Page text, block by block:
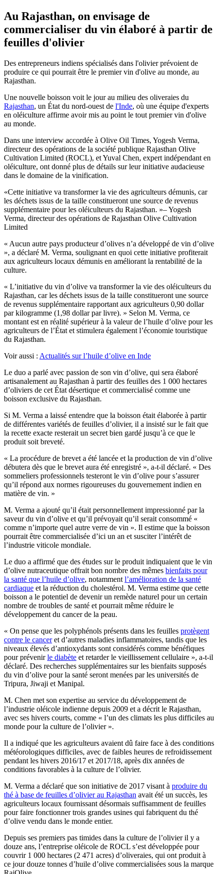
Au Rajasthan, on envisage de
commercialiser du vin élaboré à partir de
feuilles d'olivier
Des entrepreneurs indiens spécialisés dans l'olivier prévoient de
produire ce qui pourrait être le premier vin d'olive au monde, au
Rajasthan.
Une nouvelle boisson voit le jour au milieu des oliveraies du
Rajasthan, un État du nord-ouest de l'Inde, où une équipe d'experts
en oléiculture affirme avoir mis au point le tout premier vin d'olive
au monde.
Dans une interview accordée à Olive Oil Times, Yogesh Verma,
directeur des opérations de la société publique Rajasthan Olive
Cultivation Limited (ROCL), et Yuval Chen, expert indépendant en
oléiculture, ont donné plus de détails sur leur initiative audacieuse
dans le domaine de la vinification.
Cette initiative va transformer la vie des agriculteurs démunis, car
les déchets issus de la taille constitueront une source de revenus
supplémentaire pour les oléiculteurs du Rajasthan.
– Yogesh
Verma, directeur des opérations de Rajasthan Olive Cultivation
Limited
« Aucun autre pays producteur d’olives n’a développé de vin d’olive
», a déclaré M. Verma, soulignant en quoi cette initiative profiterait
aux agriculteurs locaux démunis en améliorant la rentabilité de la
culture.
« L’initiative du vin d’olive va transformer la vie des oléiculteurs du
Rajasthan, car les déchets issus de la taille constitueront une source
de revenus supplémentaire rapportant aux agriculteurs 0,90 dollar
par kilogramme (1,98 dollar par livre). » Selon M. Verma, ce
montant est en réalité supérieur à la valeur de l’huile d’olive pour les
agriculteurs de l’État et stimulera également l’économie touristique
du Rajasthan.
Voir aussi : Actualités sur l’huile d’olive en Inde
Le duo a parlé avec passion de son vin d’olive, qui sera élaboré
artisanalement au Rajasthan à partir des feuilles des 1 000 hectares
d’oliviers de cet État désertique et commercialisé comme une
boisson exclusive du Rajasthan.
Si M. Verma a laissé entendre que la boisson était élaborée à partir
de différentes variétés de feuilles d’olivier, il a insisté sur le fait que
la recette exacte resterait un secret bien gardé jusqu’à ce que le
produit soit breveté.
« La procédure de brevet a été lancée et la production de vin d’olive
débutera dès que le brevet aura été enregistré », a-t-il déclaré. « Des
sommeliers professionnels testeront le vin d’olive pour s’assurer
qu’il répond aux normes rigoureuses du gouvernement indien en
matière de vin. »
M. Verma a ajouté qu’il était personnellement impressionné par la
saveur du vin d’olive et qu’il prévoyait qu’il serait consommé «
comme n’importe quel autre verre de vin ». Il estime que la boisson
pourrait être commercialisée d’ici un an et susciter l’intérêt de
l’industrie viticole mondiale.
Le duo a affirmé que des études sur le produit indiquaient que le vin
d’olive nutraceutique offrait bon nombre des mêmes bienfaits pour
la santé que l’huile d’olive, notamment l’amélioration de la santé
cardiaque et la réduction du cholestérol. M. Verma estime que cette
boisson a le potentiel de devenir un remède naturel pour un certain
nombre de troubles de santé et pourrait même réduire le
développement du cancer de la peau.
« On pense que les polyphénols présents dans les feuilles protègent
contre le canceret d’autres maladies inflammatoires, tandis que les
niveaux élevés d’antioxydants sont considérés comme bénéfiques
pour prévenirle diabète et retarder le vieillissement cellulaire », a-t-il
déclaré. Des recherches supplémentaires sur les bienfaits supposés
du vin d’olive pour la santé seront menées par les universités de
Tripura, Jiwaji et Manipal.
M. Chen met son expertise au service du développement de
l’industrie oléicole indienne depuis 2009 et a décrit le Rajasthan,
avec ses hivers courts, comme « l’un des climats les plus difficiles au
monde pour la culture de l’olivier ».
Il a indiqué que les agriculteurs avaient dû faire face à des conditions
météorologiques difficiles, avec de faibles heures de refroidissement
pendant les hivers 2016/17 et 2017/18, après dix années de
conditions favorables à la culture de l’olivier.
M. Verma a déclaré que son initiative de 2017 visant à produire du
thé à base de feuilles d’olivier au Rajasthan avait été un succès, les
agriculteurs locaux fournissant désormais suffisamment de feuilles
pour faire fonctionner trois grandes usines qui fabriquent du thé
d’olive vendu dans le monde entier.
Depuis ses premiers pas timides dans la culture de l’olivier il y a
douze ans, l’entreprise oléicole de ROCL s’est développée pour
couvrir 1 000 hectares (2 471 acres) d’oliveraies, qui ont produit à
ce jour douze tonnes d’huile d’olive commercialisées sous la marque